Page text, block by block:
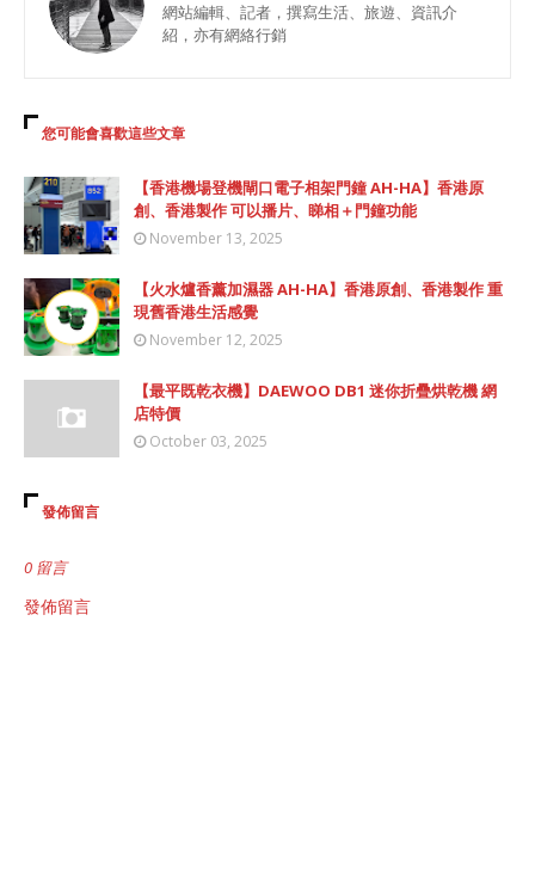
網站編輯、記者，撰寫生活、旅遊、資訊介
紹，亦有網絡行銷
您可能會喜歡這些文章
【香港機場登機閘口電子相架門鐘 AH-HA】香港原
創、香港製作 可以播片、睇相＋門鐘功能
November 13, 2025
【火水爐香薰加濕器 AH-HA】香港原創、香港製作 重
現舊香港生活感覺
November 12, 2025
【最平既乾衣機】DAEWOO DB1 迷你折疊烘乾機 網
店特價
October 03, 2025
發佈留言
0 留言
發佈留言